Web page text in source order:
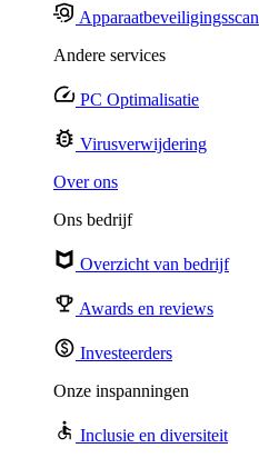
Apparaatbeveiligingsscan
Andere services
PC Optimalisatie
Virusverwijdering
Over ons
Ons bedrijf
Overzicht van bedrijf
Awards en reviews
Investeerders
Onze inspanningen
Inclusie en diversiteit